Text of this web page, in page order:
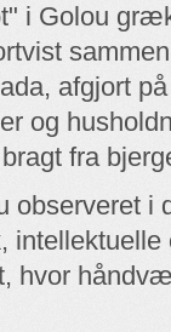
i Golou
afgjort
og
fra
observeret i
hvor